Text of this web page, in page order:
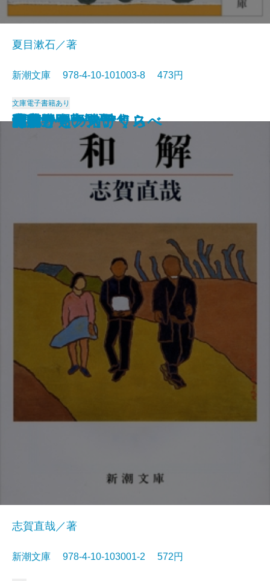
猟銃・闘牛
ヴェルレーヌ詩集
草枕
斜陽
高村光太郎詩集
歌行燈・高野聖
土
真実一路
老妓抄
坊っちゃん
夏目漱石／著
新潮文庫 978-4-10-101003-8 473円
文庫電子書籍あり
和解
志賀直哉／著
新潮文庫 978-4-10-103001-2 572円
ヰタ・セクスアリス
出家とその弟子
にごりえ・たけくらべ
武蔵野
白痴
青年
雁
それから
門